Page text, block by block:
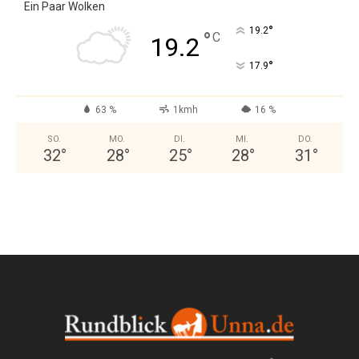
Ein Paar Wolken
19.2 °C 19.2°
17.9°
63 % 1kmh 16 %
SO.
32°
MO.
28°
DI.
25°
MI.
28°
DO.
31 °